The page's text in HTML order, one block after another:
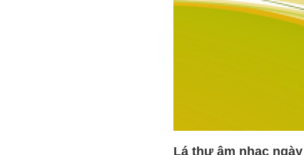
Lá thư âm nhạc ngày